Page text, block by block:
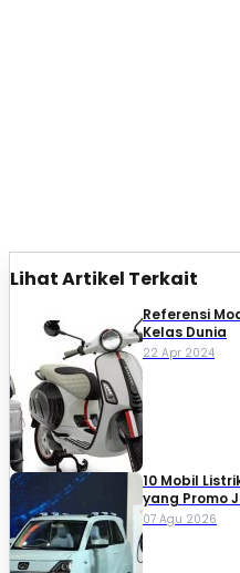
Lihat Artikel Terkait
Referensi
Kelas Dunia
22 Apr 2024
10 Mobil
yang Promo
07 Agu 2026